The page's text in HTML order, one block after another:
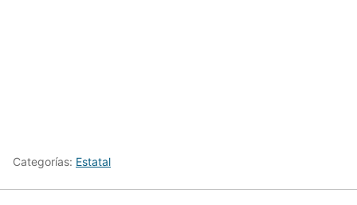
Categorías: Estatal